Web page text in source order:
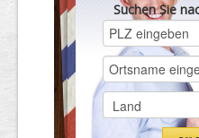
Suchen Sie